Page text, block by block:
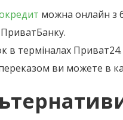
можна онлайн з
в терміналах Приват24.
ви можете в